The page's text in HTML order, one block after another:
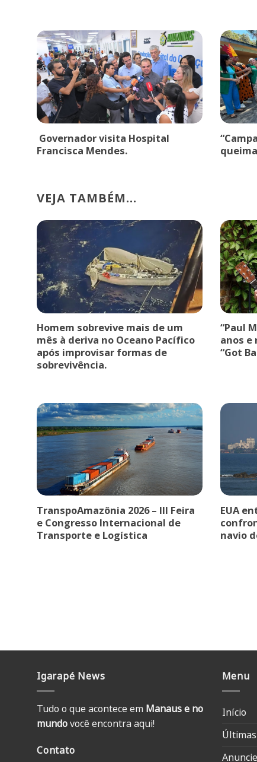
Governador visita Hospital
Francisca Mendes.
VEJA TAMBÉM...
Homem sobrevive mais de um
mês à deriva no Oceano Pacífico
após improvisar formas de
sobrevivência.
“Paul
anos e
“Got
TranspoAmazônia 2026 – III Feira
e Congresso Internacional de
Transporte e Logística
EUA
navio
Igarapé News
Tudo o que acontece em Manaus e no
mundovocê encontra aqui!
Contato
Menu
Início